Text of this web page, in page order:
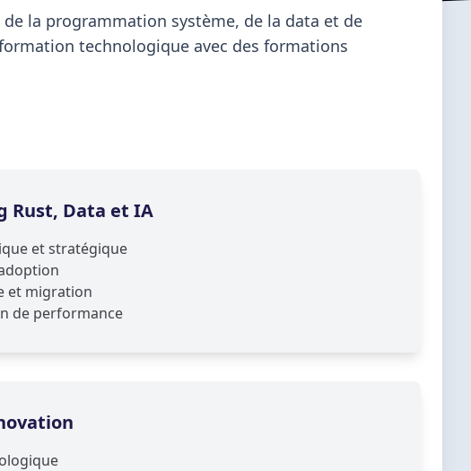
la programmation système, de la data et de
technologique avec des formations
Rust, Data et IA
et stratégique
et migration
de performance